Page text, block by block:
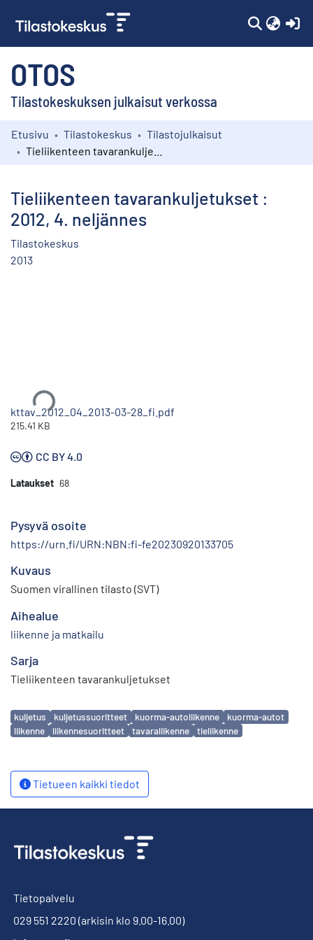
OTOS
Tilastokeskuksen julkaisut verkossa
Kokoelmat
Etusivu Tilastokeskus
Tilastojulkaisut
Tieliikenteen tavarankuljetukset :
2012, 4. neljännes
Tilastokeskus
2013
kttav_2012_04_2013-03-28_fi.pdf
215.41 KB
CC BY 4.0
Lataukset 68
Pysyvä osoite
https://urn.fi/URN:NBN:fi-fe20230920133705
Kuvaus
Suomen virallinen tilasto (SVT)
Aihealue
liikenne ja matkailu
Sarja
Tieliikenteen tavarankuljetukset
Avainsanat
kuljetus kuljetussuoritteet kuorma-autoliikenne
kuorma-autot
liikenne
liikennesuoritteet tavaraliikenne tieliikenne
Tietueen kaikki tiedot
Tietopalvelu
029 551 2220 (arkisin klo 9.00-16.00)